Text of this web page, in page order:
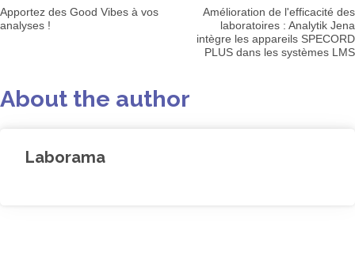
Apportez des Good Vibes à vos
analyses !
Amélioration de l'efficacité des
laboratoires : Analytik Jena
intègre les appareils SPECORD
PLUS dans les systèmes LMS
About the author
Laborama